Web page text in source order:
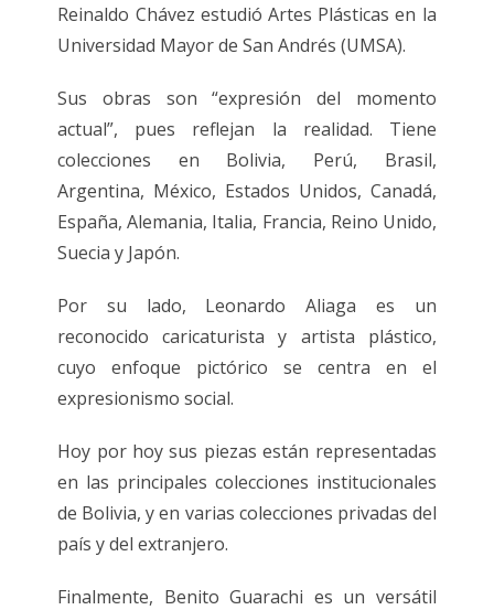
Reinaldo Chávez estudió Artes Plásticas en la
Universidad Mayor de San Andrés (UMSA).
Sus obras son “expresión del momento
actual”, pues reflejan la realidad. Tiene
colecciones en Bolivia, Perú, Brasil,
Argentina, México, Estados Unidos, Canadá,
España, Alemania, Italia, Francia, Reino Unido,
Suecia y Japón.
Por su lado, Leonardo Aliaga es un
reconocido caricaturista y artista plástico,
cuyo enfoque pictórico se centra en el
expresionismo social.
Hoy por hoy sus piezas están representadas
en las principales colecciones institucionales
de Bolivia, y en varias colecciones privadas del
país y del extranjero.
Finalmente, Benito Guarachi es un versátil